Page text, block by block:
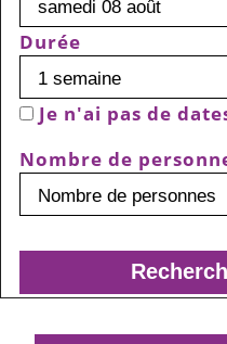
Durée
Je n'ai pas de
Nombre de